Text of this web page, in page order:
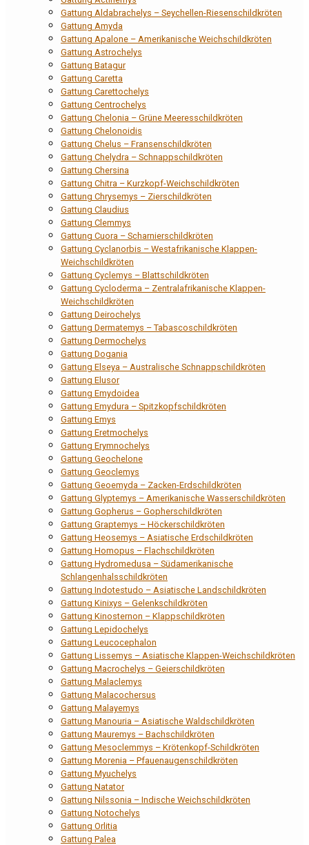
Gattung Aldabrachelys – Seychellen-Riesenschildkröten
Gattung Amyda
Gattung Apalone – Amerikanische Weichschildkröten
Gattung Astrochelys
Gattung Batagur
Gattung Caretta
Gattung Carettochelys
Gattung Centrochelys
Gattung Chelonia – Grüne Meeresschildkröten
Gattung Chelonoidis
Gattung Chelus – Fransenschildkröten
Gattung Chelydra – Schnappschildkröten
Gattung Chersina
Gattung Chitra – Kurzkopf-Weichschildkröten
Gattung Chrysemys – Zierschildkröten
Gattung Claudius
Gattung Clemmys
Gattung Cuora – Scharnierschildkröten
Gattung Cyclanorbis – Westafrikanische Klappen-
Weichschildkröten
Gattung Cyclemys – Blattschildkröten
Gattung Cycloderma – Zentralafrikanische Klappen-
Weichschildkröten
Gattung Deirochelys
Gattung Dermatemys – Tabascoschildkröten
Gattung Dermochelys
Gattung Dogania
Gattung Elseya – Australische Schnappschildkröten
Gattung Elusor
Gattung Emydoidea
Gattung Emydura – Spitzkopfschildkröten
Gattung Emys
Gattung Eretmochelys
Gattung Erymnochelys
Gattung Geochelone
Gattung Geoclemys
Gattung Geoemyda – Zacken-Erdschildkröten
Gattung Glyptemys – Amerikanische Wasserschildkröten
Gattung Gopherus – Gopherschildkröten
Gattung Graptemys – Höckerschildkröten
Gattung Heosemys – Asiatische Erdschildkröten
Gattung Homopus – Flachschildkröten
Gattung Hydromedusa – Südamerikanische
Schlangenhalsschildkröten
Gattung Indotestudo – Asiatische Landschildkröten
Gattung Kinixys – Gelenkschildkröten
Gattung Kinosternon – Klappschildkröten
Gattung Lepidochelys
Gattung Leucocephalon
Gattung Lissemys – Asiatische Klappen-Weichschildkröten
Gattung Macrochelys – Geierschildkröten
Gattung Malaclemys
Gattung Malacochersus
Gattung Malayemys
Gattung Manouria – Asiatische Waldschildkröten
Gattung Mauremys – Bachschildkröten
Gattung Mesoclemmys – Krötenkopf-Schildkröten
Gattung Morenia – Pfauenaugenschildkröten
Gattung Myuchelys
Gattung Natator
Gattung Nilssonia – Indische Weichschildkröten
Gattung Notochelys
Gattung Orlitia
Gattung Palea